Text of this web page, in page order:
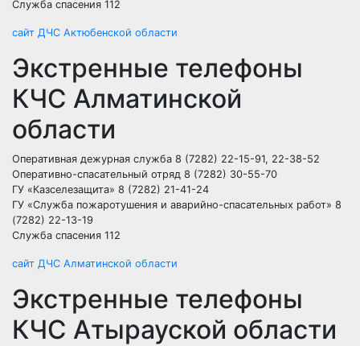
Служба спасения 112
сайт ДЧС Актюбенской области
Экстренные телефоны
КЧС Алматинской
области
Оперативная дежурная служба 8 (7282) 22-15-91, 22-38-52
Оперативно-спасательный отряд 8 (7282) 30-55-70
ГУ «Казселезащита» 8 (7282) 21-41-24
ГУ «Служба пожаротушения и аварийно-спасательных работ» 8
(7282) 22-13-19
Служба спасения 112
сайт ДЧС Алматинской области
Экстренные телефоны
КЧС Атырауской области